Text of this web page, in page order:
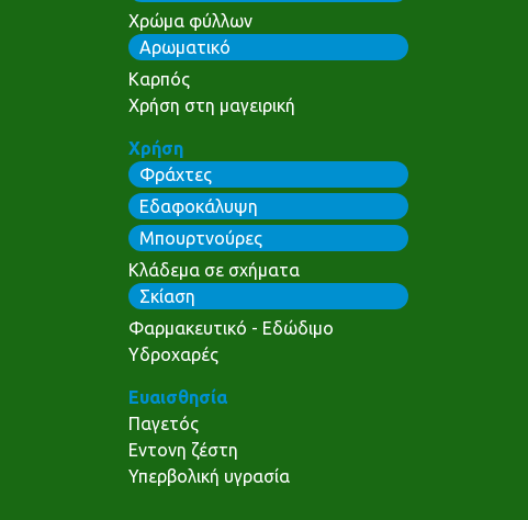
Χρώμα φύλλων
Αρωματικό
Καρπός
Χρήση στη μαγειρική
Χρήση
Φράχτες
Εδαφοκάλυψη
Μπουρτνούρες
Κλάδεμα σε σχήματα
Σκίαση
Φαρμακευτικό - Εδώδιμο
Υδροχαρές
Ευαισθησία
Παγετός
Εντονη ζέστη
Υπερβολική υγρασία